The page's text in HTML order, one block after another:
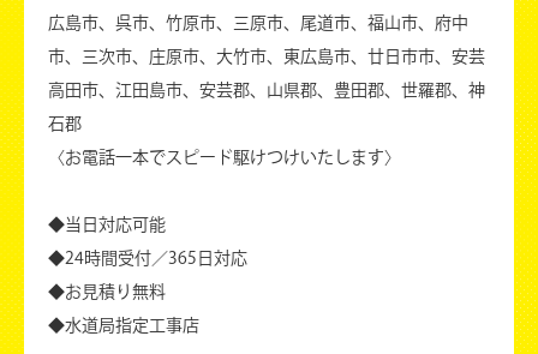
広島市、呉市、竹原市、三原市、尾道市、福山市、府中
市、三次市、庄原市、大竹市、東広島市、廿日市市、安芸
高田市、江田島市、安芸郡、山県郡、豊田郡、世羅郡、神
石郡
〈お電話一本でスピード駆けつけいたします〉
◆当日対応可能
◆24時間受付／365日対応
◆お見積り無料
◆水道局指定工事店